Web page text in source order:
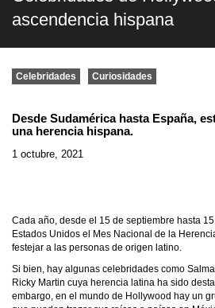
ascendencia hispana
Celebridades Curiosidades
Desde Sudamérica hasta España,
una herencia hispana.
1 octubre, 2021
Cada año, desde el 15 de septiembre hasta
Estados Unidos el Mes Nacional de la
festejar a las personas de origen latino.
Si bien, hay algunas celebridades como
Ricky Martin cuya herencia latina ha sido
embargo, en el mundo de Hollywood hay un